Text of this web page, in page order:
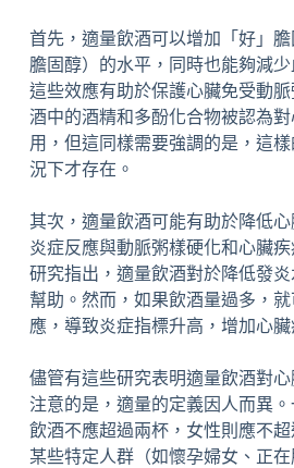
首先，適量飲酒可以增加「好」
膽固醇）的水平，同時也能夠減少
這些效應有助於保護心臟免受動
酒中的酒精和多酚化合物被認為
用，但這同樣需要強調的是，這
況下才存在。
其次，適量飲酒可能有助於降低心
炎症反應與動脈粥樣硬化和心臟
研究指出，適量飲酒對於降低發
幫助。然而，如果飲酒量過多，
應，導致炎症指標升高，增加心臟
儘管有這些研究表明適量飲酒對
注意的是，適量的定義因人而異
飲酒不應超過兩杯，女性則應不
某些特定人群（如懷孕婦女、正